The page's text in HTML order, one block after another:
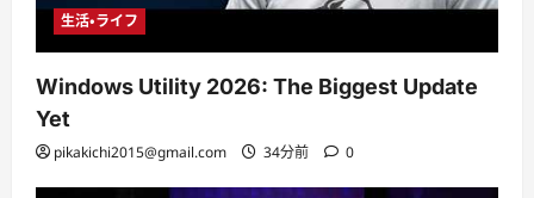
生活・ライフ
Windows Utility 2026: The Biggest Update
Yet
pikakichi2015@gmail.com 34分前 0